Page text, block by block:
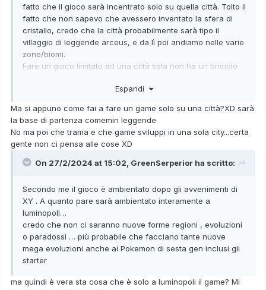
fatto che il gioco sarà incentrato solo su quella città. Tolto il
fatto che non sapevo che avessero inventato la sfera di
cristallo, credo che la città probabilmente sarà tipo il
villaggio di leggende arceus, e da lì poi andiamo nelle varie
zone/biomi.
Fare un gioco limitato ad una città sola non ha un briciolo
catturare un sacco di pokemon diversi.
Espandi
Ma si appuno come fai a fare un game solo su una città?XD sarà
la base di partenza comemin leggende
No ma poi che trama e che game sviluppi in una sola city...certa
gente non ci pensa alle cose XD
On 27/2/2024 at 15:02, GreenSerperior ha scritto:
Secondo me il gioco è ambientato dopo gli avvenimenti di
XY . A quanto pare sarà ambientato interamente a
luminopoli…
credo che non ci saranno nuove forme regioni , evoluzioni
o paradossi … più probabile che facciano tante nuove
mega evoluzioni anche ai Pokemon di sesta gen inclusi gli
starter
ma quindi è vera sta cosa che è solo a luminopoli il game? Mi